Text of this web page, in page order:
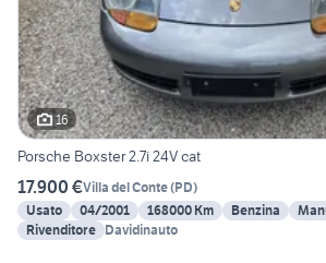
16
Porsche Boxster 2.7i 24V cat
17.900 €Villa del Conte(PD)
Usato
04/2001 168000 Km Benzina
Rivenditore Davidinauto